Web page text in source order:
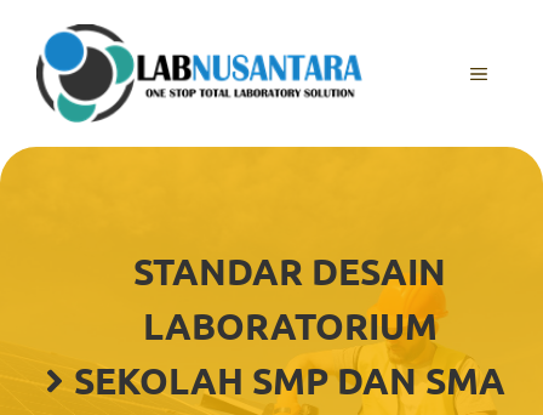
content
MENU
STANDAR DESAIN
LABORATORIUM
SEKOLAH SMP DAN SMA